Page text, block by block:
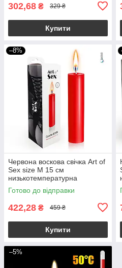
302,68 ₴ 329 ₴
Купити
–8%
Червона воскова свічка Art of
Sex size M 15 см
низькотемпературна
Готово до відправки
422,28 ₴ 459 ₴
Купити
–5%